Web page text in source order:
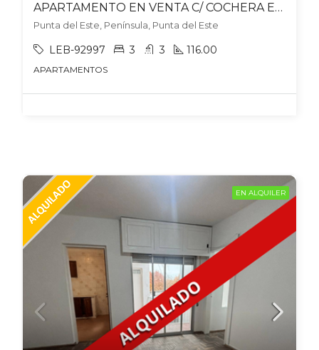
APARTAMENTO EN VENTA C/ COCHERA EN PENÍNSULA
Punta del Este, Península, Punta del Este
LEB-92997 3 3 116.00
APARTAMENTOS
EN ALQUILER